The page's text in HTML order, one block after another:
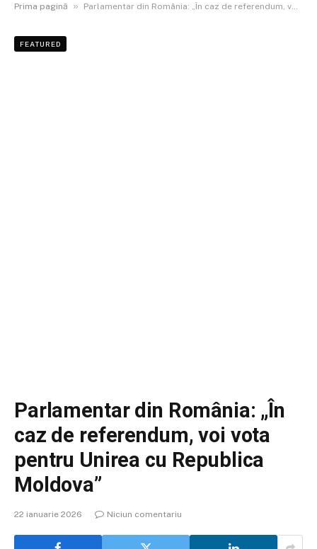
Prima pagină » Parlamentar din România: „În caz de referendum, voi vota pentru Unirea cu Republica Moldova”
FEATURED
Parlamentar din România: „În
caz de referendum, voi vota
pentru Unirea cu Republica
Moldova”
22 ianuarie 2026 Niciun comentariu